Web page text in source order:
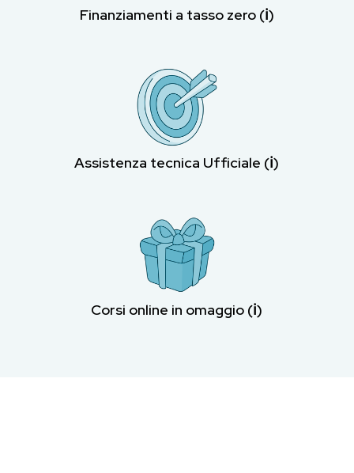
Finanziamenti a tasso zero (ℹ︎)
Assistenza tecnica Ufficiale (ℹ︎)
Corsi online in omaggio (ℹ︎)